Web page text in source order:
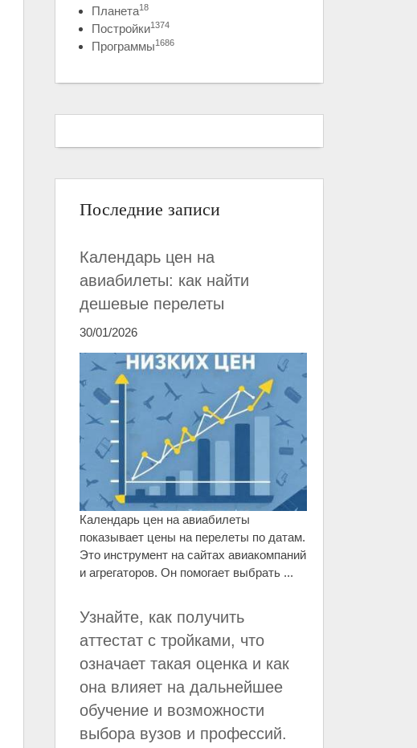
Планета18
Постройки1374
Программы1686
Последние записи
Календарь цен на
авиабилеты: как найти
дешевые перелеты
30/01/2026
Календарь цен на авиабилеты
показывает цены на перелеты по датам.
Это инструмент на сайтах авиакомпаний
и агрегаторов. Он помогает выбрать ...
Узнайте, как получить
аттестат с тройками, что
означает такая оценка и как
она влияет на дальнейшее
обучение и возможности
выбора вузов и профессий.